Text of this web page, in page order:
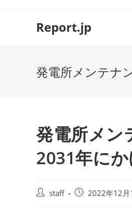
Report.jp
発電所メンテナ
発電所メン
2031年に
投
staff
投
2022年12月